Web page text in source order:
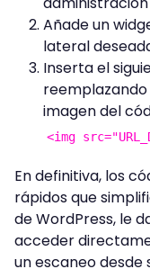
Añade un
lateral
Inserta el
reemplazando
imagen del
<img src=
En definitiva, los
rápidos que
de WordPress, le
acceder
un escaneo desde